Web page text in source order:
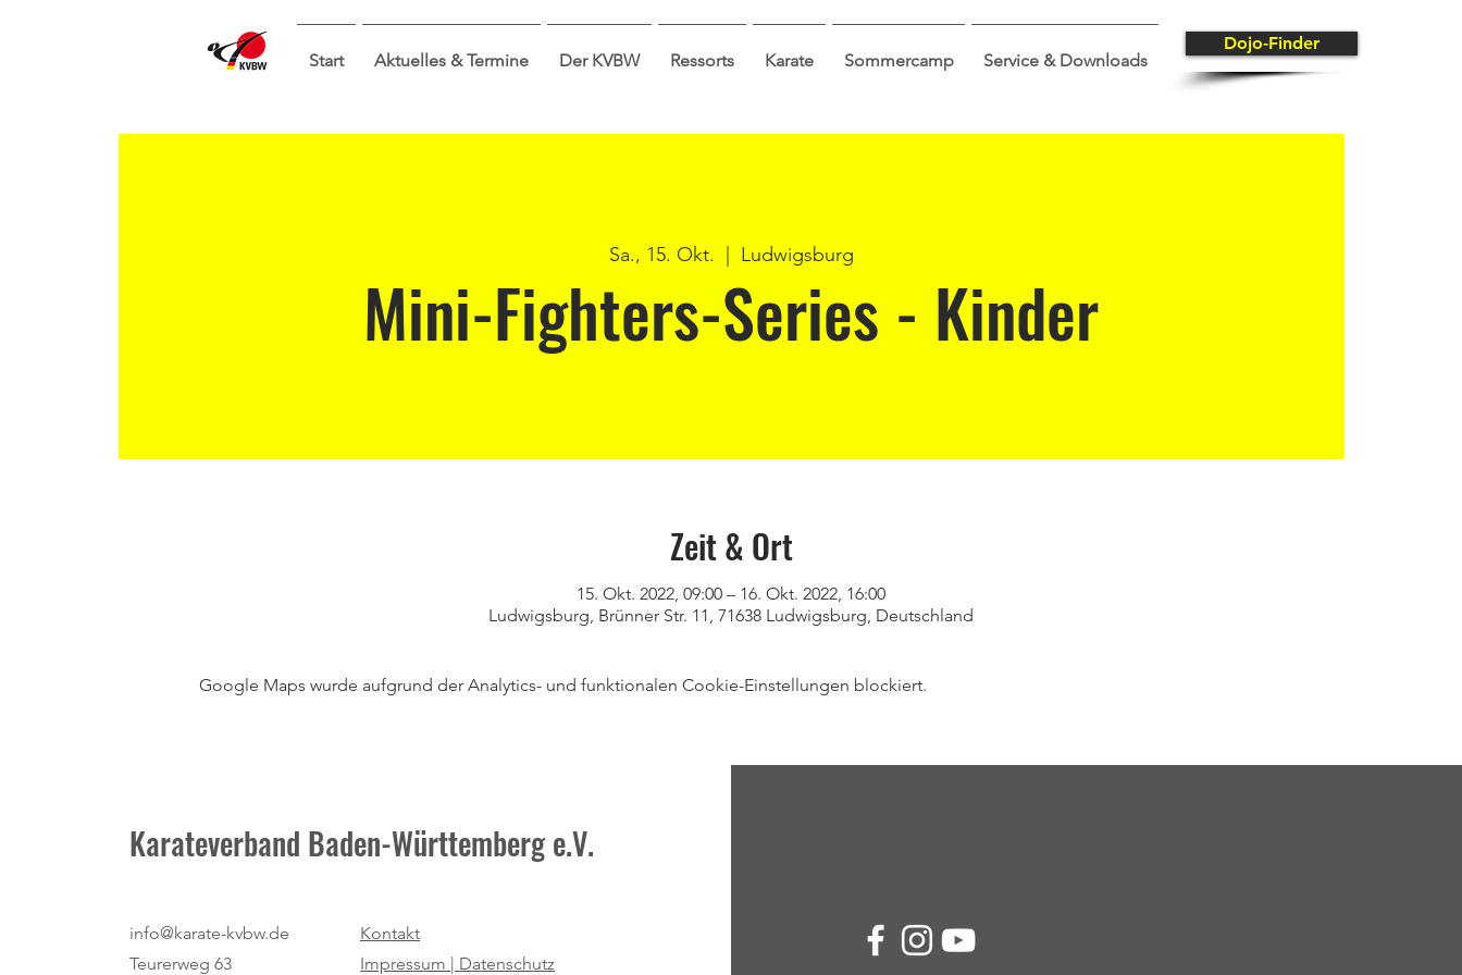
Start Aktuelles & Termine Der KVBW Ressorts Karate Sommercamp Service & Downloads
Dojo-Finder
Sa., 15. Okt. Ludwigsburg
Mini-Fighters-Series - Kinder
Zeit & Ort
15. Okt. 2022, 09:00 – 16. Okt. 2022, 16:00
Ludwigsburg, Brünner Str. 11, 71638 Ludwigsburg, Deutschland
Google Maps wurde aufgrund der Analytics- und funktionalen Cookie-Einstellungen blockiert.
Karateverband Baden-Württemberg e.V.
info@karate-kvbw.de
Teurerweg 63
Kontakt
Impressum | Datenschutz